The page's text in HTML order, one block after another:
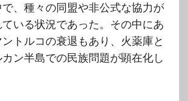
、種々の同盟や非公式な協力が
いる状況であった。その中にあ
トルコの衰退もあり、火薬庫と
ン半島での民族問題が顕在化し